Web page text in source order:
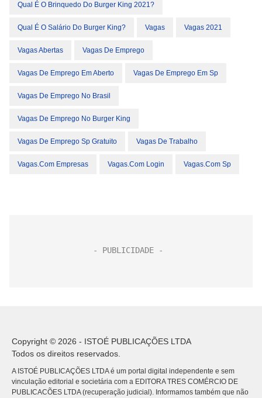
Qual É O Brinquedo Do Burger King 2021?
Qual É O Salário Do Burger King? Vagas Vagas 2021
Vagas Abertas Vagas De Emprego
Vagas De Emprego Em Aberto Vagas De Emprego Em Sp
Vagas De Emprego No Brasil
Vagas De Emprego No Burger King
Vagas De Emprego Sp Gratuito Vagas De Trabalho
Vagas.com Empresas Vagas.com Login Vagas.com Sp
Copyright © 2026 - ISTOÉ PUBLICAÇÕES LTDA
Todos os direitos reservados.
A ISTOÉ PUBLICAÇÕES LTDA é um portal digital independente e sem
vinculação editorial e societária com a EDITORA TRES COMÉRCIO DE
PUBLICACÕES LTDA (recuperação judicial). Informamos também que não